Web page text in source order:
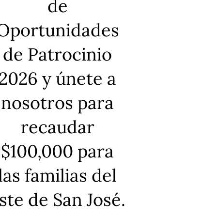
de
de Patrocinio
y únete a
nosotros para
recaudar
$100,000 para
familias del
de San José.